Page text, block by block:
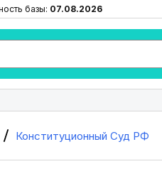
базы: 07.08.2026
Конституционный Суд РФ